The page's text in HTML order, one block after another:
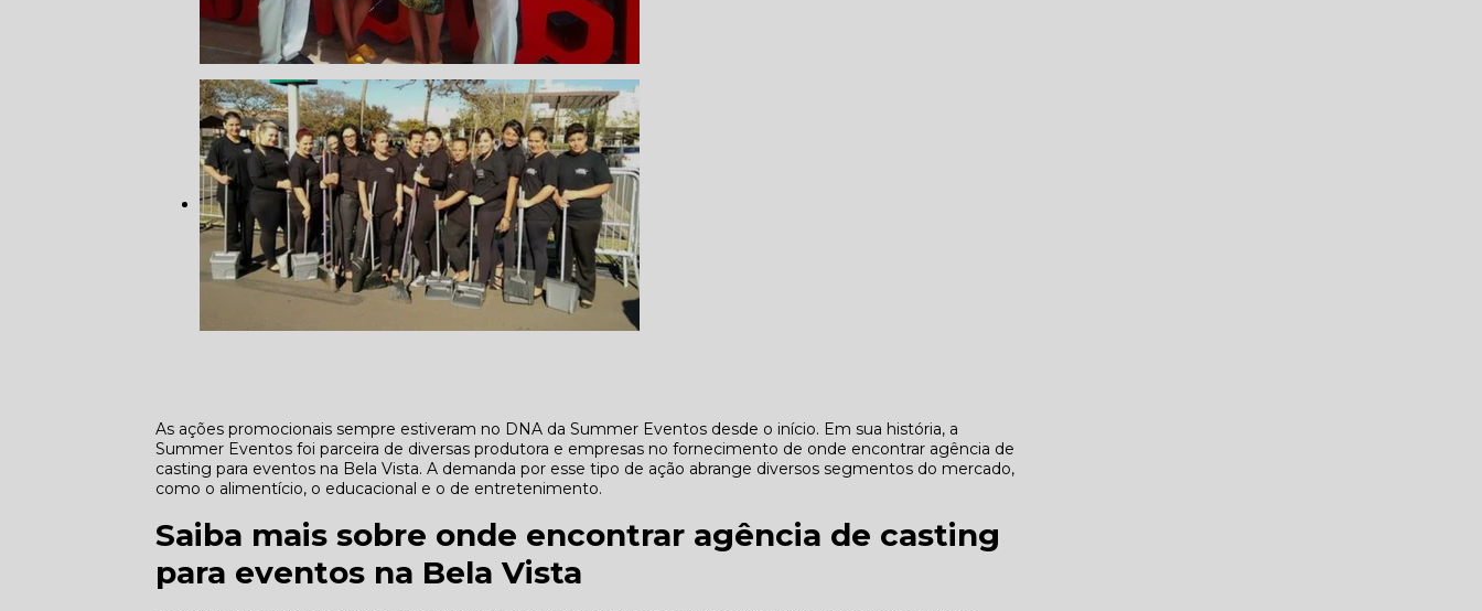
As ações promocionais sempre estiveram no DNA da Summer Eventos desde o início. Em sua história, a
Summer Eventos foi parceira de diversas produtora e empresas no fornecimento de onde encontrar agência de
casting para eventos na Bela Vista. A demanda por esse tipo de ação abrange diversos segmentos do mercado,
como o alimentício, o educacional e o de entretenimento.
Saiba mais sobre onde encontrar agência de casting
para eventos na Bela Vista